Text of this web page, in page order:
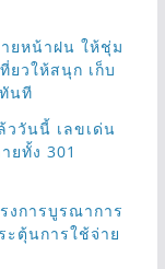
ยหน้าฝน ให้ชุ่ม
ยวให้สนุก เก็บ
นที
ววันนี้ เลขเด่น
ยทั้ง 301
งการบูรณาการ
ะตุ้นการใช้จ่าย